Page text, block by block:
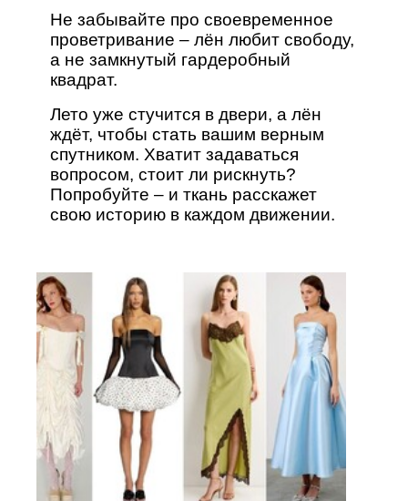
Не забывайте про своевременное
проветривание – лён любит свободу,
а не замкнутый гардеробный
квадрат.
Лето уже стучится в двери, а лён
ждёт, чтобы стать вашим верным
спутником. Хватит задаваться
вопросом, стоит ли рискнуть?
Попробуйте – и ткань расскажет
свою историю в каждом движении.